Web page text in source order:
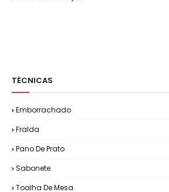
TÉCNICAS
Emborrachado
Fralda
Pano De Prato
Sabonete
Toalha De Mesa